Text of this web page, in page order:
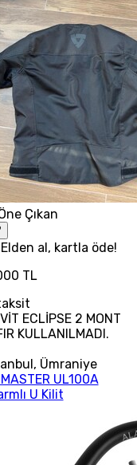
Çıkan
al, kartla öde!
TL
ECLİPSE 2 MONT
KULLANILMADI.
, Ümraniye
UL100A
U Kilit